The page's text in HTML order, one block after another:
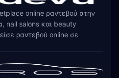
online ραντεβού στην
nail salons και beauty
ραντεβού online σε